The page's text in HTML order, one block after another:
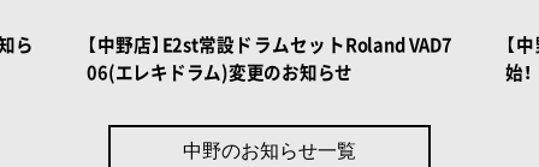
ら
【中野店】E2st常設ドラムセットRoland VAD7
06(エレキドラム)変更のお知らせ
【
始！
中野のお知らせ一覧